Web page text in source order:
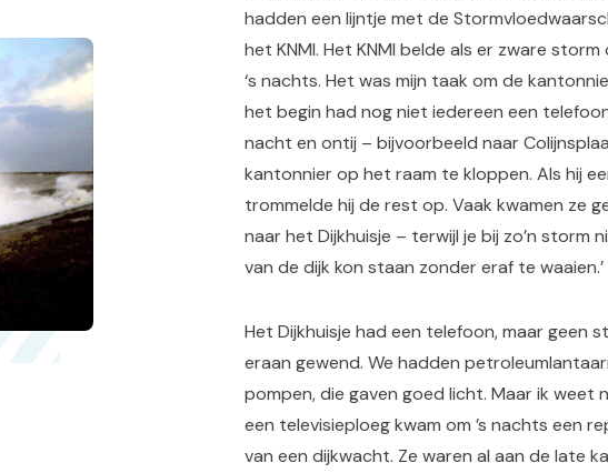
hadden een lijntje met de
het KNMI. Het KNMI belde als er zware
‘s nachts. Het was mijn taak om de
het begin had nog niet iedereen een
nacht en ontij – bijvoorbeeld naar
kantonnier op het raam te kloppen. Als hij
trommelde hij de rest op. Vaak kwamen ze
naar het Dijkhuisje – terwijl je bij zo’n storm
van de dijk kon staan zonder eraf te waaien.’
Het Dijkhuisje had een telefoon, maar geen
eraan gewend. We hadden
pompen, die gaven goed licht. Maar ik weet
een televisieploeg kwam om ’s nachts een
van een dijkwacht. Ze waren al aan de late